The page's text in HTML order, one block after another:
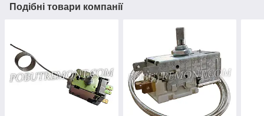
Подібні товари компанії